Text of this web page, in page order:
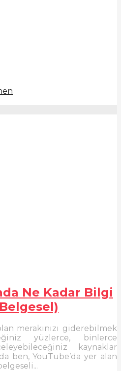
Ne Kadar Bilgi
merakınızı giderebilmek
yüzlerce, binlerce
kaynaklar
ben, YouTube’da yer alan